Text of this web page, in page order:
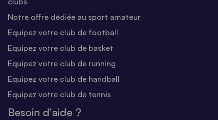
Notre offre dédiée au sport amateur
Equipez votre club de football
Equipez votre club de basket
Equipez votre club de running
Equipez votre club de handball
Equipez votre club de tennis
Besoin d'aide ?